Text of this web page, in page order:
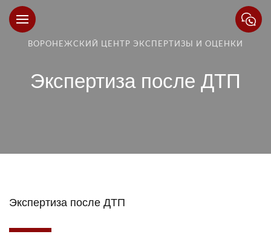
ВОРОНЕЖСКИЙ ЦЕНТР ЭКСПЕРТИЗЫ И ОЦЕНКИ
Экспертиза после ДТП
Экспертиза после ДТП